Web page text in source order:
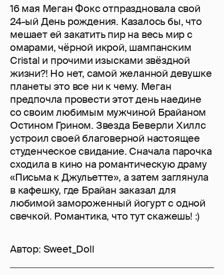
16 мая Меган Фокс отпраздновала свой
24-ый День рождения. Казалось бы, что
мешает ей закатить пир на весь мир с
омарами, чёрной икрой, шампанским
Cristal и прочими изысками звёздной
жизни?! Но нет, самой желанной девушке
планеты это все ни к чему. Меган
предпочла провести этот день наедине
со своим любимым мужчиной Брайаном
Остином Грином. Звезда Беверли Хиллс
устроил своей благоверной настоящее
студенческое свидание. Сначала парочка
сходила в кино на романтическую драму
«Письма к Джульетте», а затем заглянула
в кафешку, где Брайан заказал для
любимой замороженный йогурт с одной
свечкой. Романтика, что тут скажешь! :)
Автор: Sweet_Doll